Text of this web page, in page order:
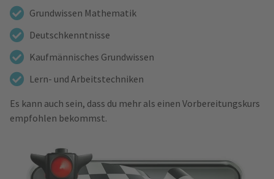
Grundwissen Mathematik
Deutschkenntnisse
Kaufmännisches Grundwissen
Lern- und Arbeitstechniken
Es kann auch sein, dass du mehr als einen Vorbereitungskurs
empfohlen bekommst.